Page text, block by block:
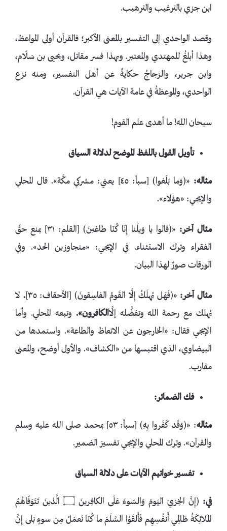
ابن جزي بالترغيب والترهيب.
وقصد الواحدي إلى التفسير بالمعنى الأكبر؛ فالقرآن أولى المواعظ،
وهذا أبلغُ للمهتدي والمعتبر. وبهذا فسر مقاتل، ويحيى بن سَلّام،
وابن جرير، والزجاجُ حكايةً عن أهل التفسير، ومنه نزع
الواحدي، والموعظةُ في عامة الآيات هي القرآن.
سبحان الله! ما أهدى علم القوم!
تأويل القول باللفظ الموضح لدلالة السياق
مثاله:
«﴿وَما بَلَغوا﴾ [سبأ: ٤٥] يعني: مشركي مكَّة». قال المحلي
والإيجي: «هؤلاء».
مثال آخر:
«﴿قالوا يا وَيلَنا إِنّا كُنّا طاغينَ﴾ [القلم: ٣١] بمنع حقِّ
الفقراء وترك الاستثناء. في الإيجي: «متجاوزين الحد». وفي
الورقات صورٌ لهذا البيان.
مثال آخر: «﴿فَهَل يُهلَكُ إِلَّا القَومُ الفاسِقونَ﴾ [الأحقاف: ٣٥] . لا
يُهلك مع رحمة الله وتفضُّله إلَّاالكافرون». وتبعه المحلي. وأما
الإيجي فقال: «الخارجون عن الاتعاظ والطاعة». واستمدها من
البيضاوي، الذي اقتبسها من «الكشاف». والأول أوضح، والمعنى
مقارب.
فك الضمائر:
مثاله
: «﴿وَقَد كَفَروا بِهِ﴾ [سبأ: ٥٣] بمحمد صلى الله عليه وسلم
والقرآن». وترك المحلي والإيجي تفسيرَ الضمير.
تفسير خواتيم الآيات على دلالة السياق
في:
﴿إِنَّ الخِزيَ اليَومَ وَالسّوءَ عَلَى الكافِرينَ ۝ الَّذينَ تَتَوَفّاهُمُ
المَلائِكَةُ ظالِمي أَنفُسِهِم فَأَلقَوُا السَّلَمَ ما كُنّا نَعمَلُ مِن سوءٍ بَلى إِنَّ